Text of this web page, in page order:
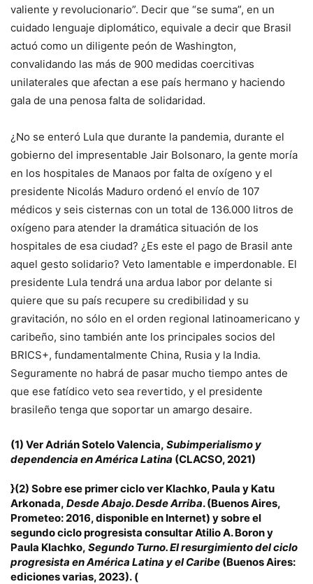
valiente y revolucionario”. Decir que “se suma”, en un
cuidado lenguaje diplomático, equivale a decir que Brasil
actuó como un diligente peón de Washington,
convalidando las más de 900 medidas coercitivas
unilaterales que afectan a ese país hermano y haciendo
gala de una penosa falta de solidaridad.
¿No se enteró Lula que durante la pandemia, durante el
gobierno del impresentable Jair Bolsonaro, la gente moría
en los hospitales de Manaos por falta de oxígeno y el
presidente Nicolás Maduro ordenó el envío de 107
médicos y seis cisternas con un total de 136.000 litros de
oxígeno para atender la dramática situación de los
hospitales de esa ciudad? ¿Es este el pago de Brasil ante
aquel gesto solidario? Veto lamentable e imperdonable. El
presidente Lula tendrá una ardua labor por delante si
quiere que su país recupere su credibilidad y su
gravitación, no sólo en el orden regional latinoamericano y
caribeño, sino también ante los principales socios del
BRICS+, fundamentalmente China, Rusia y la India.
Seguramente no habrá de pasar mucho tiempo antes de
que ese fatídico veto sea revertido, y el presidente
brasileño tenga que soportar un amargo desaire.
(1) Ver Adrián Sotelo Valencia, Subimperialismo y
dependencia en América Latina (CLACSO, 2021)
}(2) Sobre ese primer ciclo ver Klachko, Paula y Katu
Arkonada, Desde Abajo. Desde Arriba. (Buenos Aires,
Prometeo: 2016, disponible en Internet) y sobre el
segundo ciclo progresista consultar Atilio A. Boron y
Paula Klachko, Segundo Turno. El resurgimiento del ciclo
progresista en América Latina y el Caribe (Buenos Aires:
ediciones varias, 2023). (